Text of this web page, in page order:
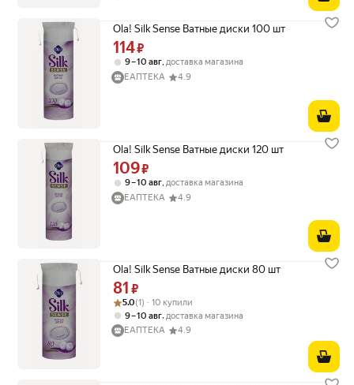
Ola! Silk Sense Ватные диски 100 шт
Цена 114 ₽ вместо
114₽
9 – 10 авг, доставка магазина
ЕАПТЕКА
4.9
Ola! Silk Sense Ватные диски 120 шт
Цена 109 ₽ вместо
109₽
9 – 10 авг доставка магазина
ЕАПТЕКА
4.9
Ola! Silk Sense Ватные диски 80 шт
Цена 81 ₽ вместо
81 ₽
Рейтинг товара: 5.0 из 5
Оценок: (1) · 10 купили
5.0(1) · 10 купили
9 – 10 авг, доставка магазина
ЕАПТЕКА
4.9